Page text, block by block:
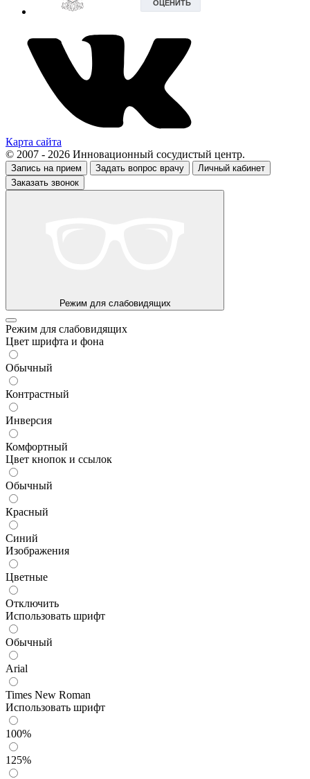
Карта сайта
© 2007 - 2026 Инновационный сосудистый центр.
Запись на прием Задать вопрос врачу
Личный кабинет
Заказать звонок
Режим для слабовидящих
Режим для слабовидящих
Цвет шрифта и фона
Обычный
Контрастный
Инверсия
Комфортный
Цвет кнопок и ссылок
Обычный
Красный
Синий
Изображения
Цветные
Отключить
Использовать шрифт
Обычный
Arial
Times New Roman
Использовать шрифт
100%
125%